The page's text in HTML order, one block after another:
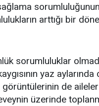
arttığı bir
sorumluluklar
yaz
de
üzerinde